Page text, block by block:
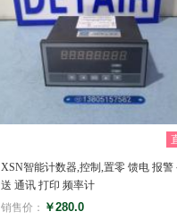
XSN智能计数器,控制,置零 馈电 报警
送 通讯 打印 频率计
销售价： ￥280.0